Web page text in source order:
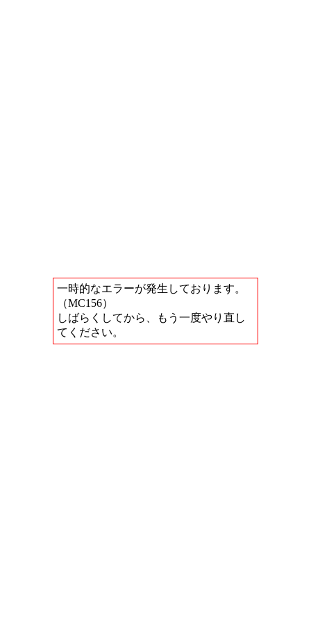
一時的なエラーが発生しております。
（MC156）
しばらくしてから、もう一度やり直し
てください。